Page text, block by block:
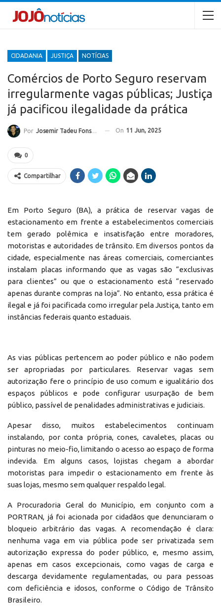
CIDADANIA JUSTIÇA NOTÍCIAS
Comércios de Porto Seguro reservam
irregularmente vagas públicas; Justiça
já pacificou ilegalidade da prática
Por Josemir Tadeu Fonseca On 11 Jun, 2025
0
Compartilhar
Em Porto Seguro (BA), a prática de reservar vagas de
estacionamento em frente a estabelecimentos comerciais
tem gerado polêmica e insatisfação entre moradores,
motoristas e autoridades de trânsito. Em diversos pontos da
cidade, especialmente nas áreas comerciais, comerciantes
instalam placas informando que as vagas são “exclusivas
para clientes” ou que o estacionamento está “reservado
apenas durante compras na loja”. No entanto, essa prática é
ilegal e já foi pacificada como irregular pela Justiça, tanto em
instâncias federais quanto estaduais.
As vias públicas pertencem ao poder público e não podem
ser apropriadas por particulares. Reservar vagas sem
autorização fere o princípio de uso comum e igualitário dos
espaços públicos e pode configurar usurpação de bem
público, passível de penalidades administrativas e judiciais.
Apesar disso, muitos estabelecimentos continuam
instalando, por conta própria, cones, cavaletes, placas ou
pinturas no meio-fio, limitando o acesso ao espaço de forma
indevida. Em alguns casos, lojistas chegam a abordar
motoristas para impedir o estacionamento em frente às
suas lojas, mesmo sem qualquer respaldo legal.
A Procuradoria Geral do Município, em conjunto com a
PORTRAN, já foi acionada por cidadãos que denunciaram o
bloqueio arbitrário das vagas. A recomendação é clara:
nenhuma vaga em via pública pode ser privatizada sem
autorização expressa do poder público, e, mesmo assim,
apenas em casos excepcionais, como vagas de carga e
descarga devidamente regulamentadas, ou para pessoas
com deficiência e idosos, conforme o Código de Trânsito
Brasileiro.